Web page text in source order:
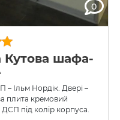
0
Кутова шафа-
– Ільм Нордік. Двері –
плита кремовий
під колір корпуса.